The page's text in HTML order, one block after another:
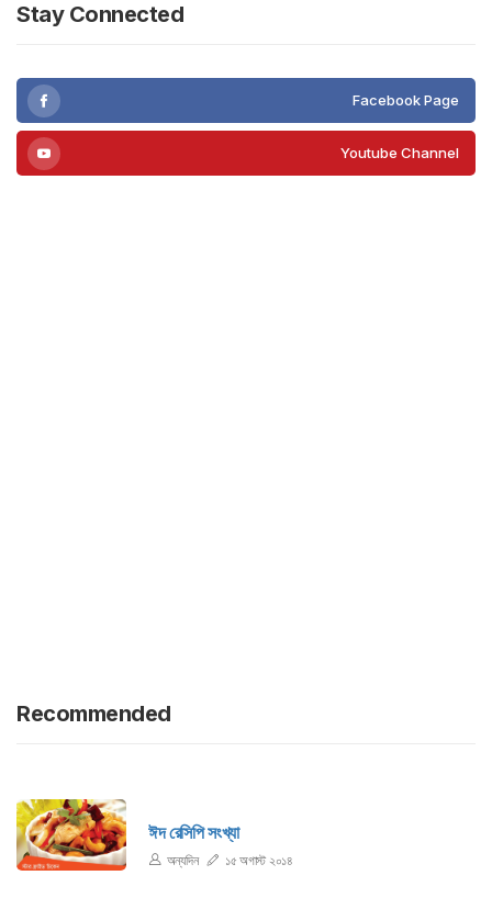
Stay Connected
Facebook Page
Youtube Channel
Recommended
ঈদ রেসিপি সংখ্যা
অন্যদিন ১৫ অগাস্ট ২০১৪